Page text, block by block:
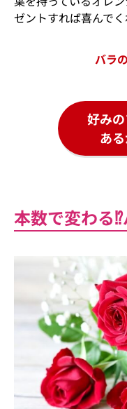
ゼントすれば喜んでく
バラ
好み
あ
本数で変わる